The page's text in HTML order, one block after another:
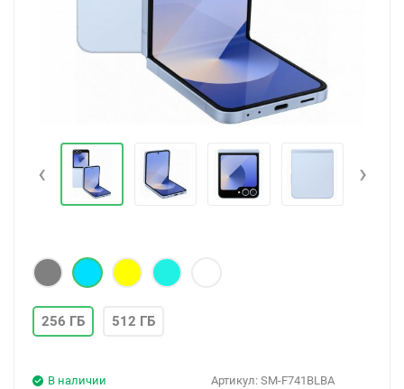
‹ ›
256 ГБ 512 ГБ
Артикул: SM-F741BLBA
В наличии